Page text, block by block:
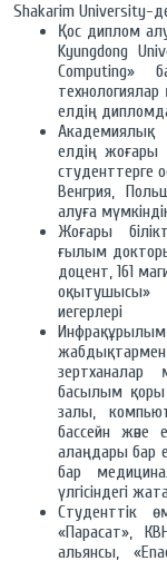
Shakarim University-
Қос диплом
Kyungdong
Computing»
елдің
Академиялық
елдің жоғары
студенттерге
Венгрия,
алуға
Жоғары
ғылым
доцент, 161
оқытушысы»
иегерлері
басылым қоры
залы,
бассейн және
алаңдары бар
бар
үлгісіндегі
Студенттік
«Парасат»,
альянсы,